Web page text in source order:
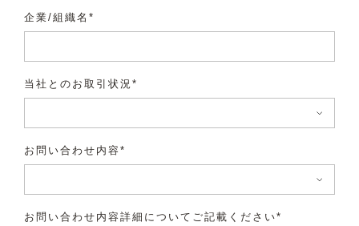
企業/組織名*
当社とのお取引状況*
お問い合わせ内容*
お問い合わせ内容詳細についてご記載ください*